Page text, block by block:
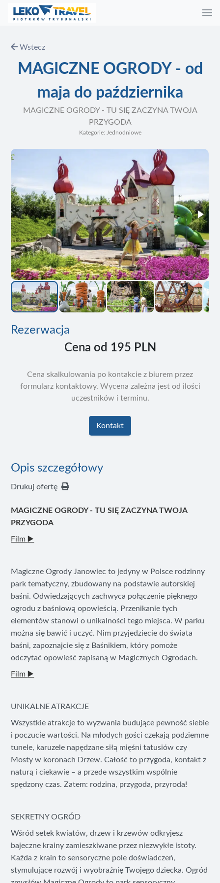
Wstecz
MAGICZNE OGRODY - od
maja do października
MAGICZNE OGRODY - TU SIĘ ZACZYNA TWOJA
PRZYGODA
Kategorie: Jednodniowe
Rezerwacja
Cena od 195 PLN
Cena skalkulowania po kontakcie z biurem przez
formularz kontaktowy. Wycena zależna jest od ilości
uczestników i terminu.
Kontakt
Opis szczegółowy
Drukuj ofertę
MAGICZNE OGRODY - TU SIĘ ZACZYNA TWOJA
PRZYGODA
Film ▶️
Magiczne Ogrody Janowiec to jedyny w Polsce rodzinny
park tematyczny, zbudowany na podstawie autorskiej
baśni. Odwiedzających zachwyca połączenie pięknego
ogrodu z baśniową opowieścią. Przenikanie tych
elementów stanowi o unikalności tego miejsca. W parku
można się bawić i uczyć. Nim przyjedziecie do świata
baśni, zapoznajcie się z Baśnikiem, który pomoże
odczytać opowieść zapisaną w Magicznych Ogrodach.
Film ▶️
UNIKALNE ATRAKCJE
Wszystkie atrakcje to wyzwania budujące pewność siebie
i poczucie wartości. Na młodych gości czekają podziemne
tunele, karuzele napędzane siłą mięśni tatusiów czy
Mosty w koronach Drzew. Całość to przygoda, kontakt z
naturą i ciekawie – a przede wszystkim wspólnie
spędzony czas. Zatem: rodzina, przygoda, przyroda!
SEKRETNY OGRÓD
Wśród setek kwiatów, drzew i krzewów odkryjesz
bajeczne krainy zamieszkiwane przez niezwykłe istoty.
Każda z krain to sensoryczne pole doświadczeń,
stymulujące rozwój i wyobraźnię Twojego dziecka. Ogród